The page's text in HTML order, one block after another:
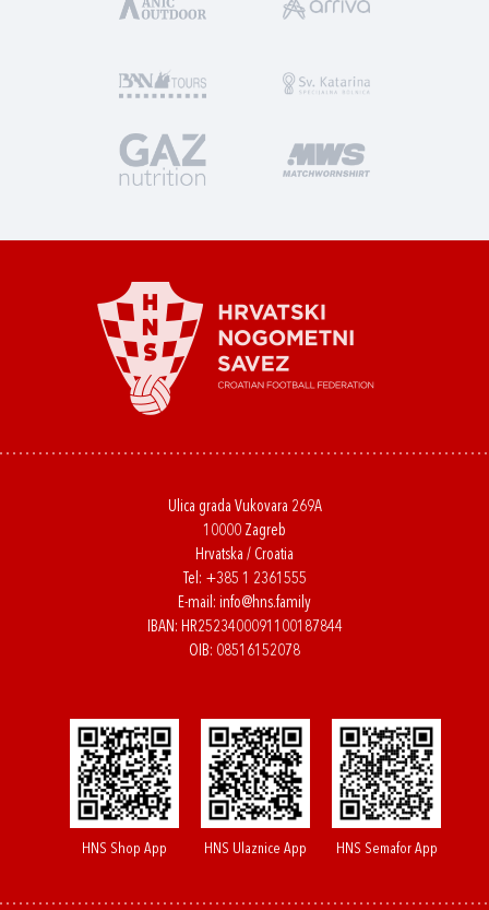
Ulica grada Vukovara 269A
10000 Zagreb
Hrvatska / Croatia
Tel: +385 1 2361555
E-mail: info@hns.family
IBAN: HR2523400091100187844
OIB: 08516152078
HNS Shop App HNS Ulaznice App HNS Semafor App